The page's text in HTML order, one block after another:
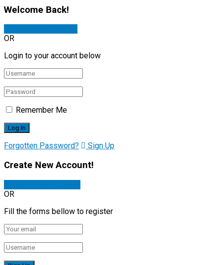
Welcome Back!
OR
Login to your account below
Remember Me
Forgotten Password? Sign Up
Create New Account!
OR
Fill the forms bellow to register